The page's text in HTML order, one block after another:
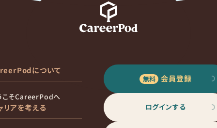
について
こそCareerPodへ
リアを考える
会員登録
ログインする